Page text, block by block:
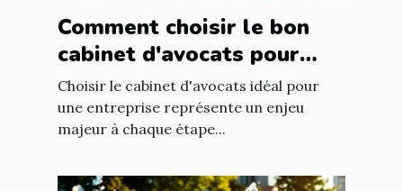
Comment choisir le bon
cabinet d'avocats pour
votre entreprise ?
Choisir le cabinet d'avocats idéal pour
une entreprise représente un enjeu
majeur à chaque étape...